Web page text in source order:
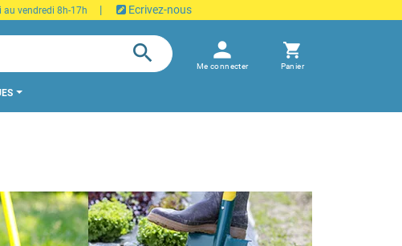
au vendredi 8h-17h | Ecrivez-nous
search person
Me connecter
shopping_cart
Panier